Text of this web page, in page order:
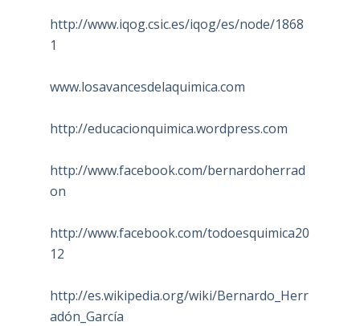
http://www.iqog.csic.es/iqog/es/node/1868
1
www.losavancesdelaquimica.com
http://educacionquimica.wordpress.com
http://www.facebook.com/bernardoherrad
on
http://www.facebook.com/todoesquimica20
12
http://es.wikipedia.org/wiki/Bernardo_Herr
adón_García